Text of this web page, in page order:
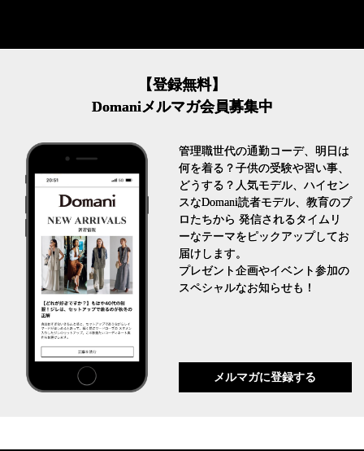
【登録無料】
Domaniメルマガ会員募集中
管理職世代の通勤コーデ、明日は
何を着る？子供の受験や習い事、
どうする？人気モデル、ハイセン
スなDomani読者モデル、教育のプ
ロたちから 発信されるタイムリ
ーなテーマをピックアップしてお
届けします。
プレゼント企画やイベント参加の
スペシャルなお知らせも！
メルマガに登録する